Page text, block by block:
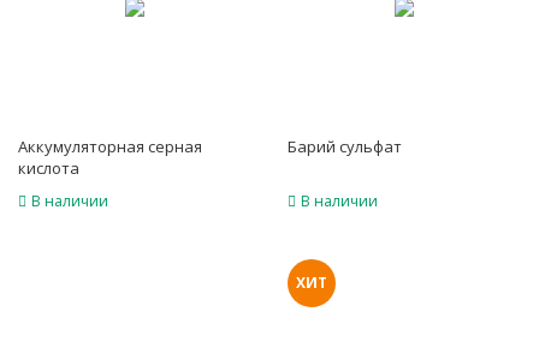
Аккумуляторная серная
кислота
В наличии
Барий сульфат
В наличии
ХИТ